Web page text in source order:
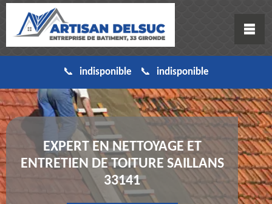
indisponible indisponible
EXPERT EN NETTOYAGE ET
ENTRETIEN DE TOITURE SAILLANS
33141